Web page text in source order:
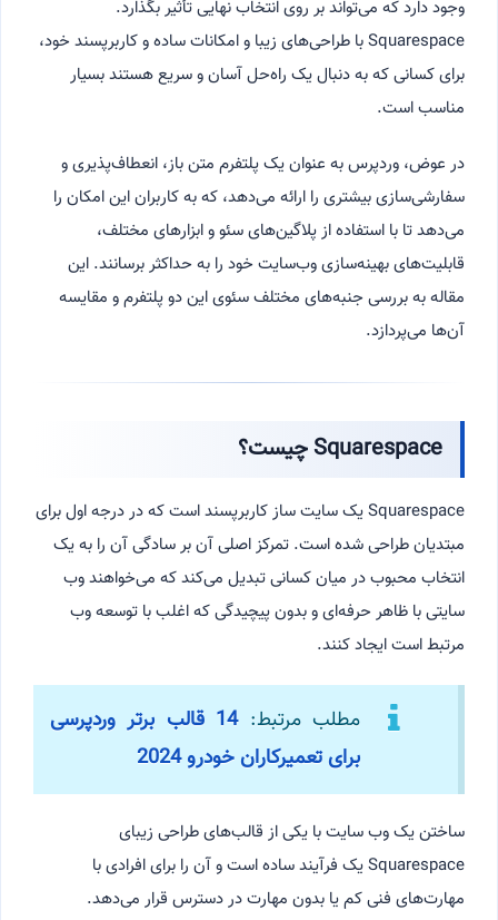
وجود دارد که می‌تواند بر روی انتخاب نهایی تأثیر بگذارد.
Squarespace با طراحی‌های زیبا و امکانات ساده و کاربرپسند خود،
برای کسانی که به دنبال یک راه‌حل آسان و سریع هستند بسیار
مناسب است.
در عوض، وردپرس به عنوان یک پلتفرم متن باز، انعطاف‌پذیری و
سفارشی‌سازی بیشتری را ارائه می‌دهد، که به کاربران این امکان را
می‌دهد تا با استفاده از پلاگین‌های سئو و ابزارهای مختلف،
قابلیت‌های بهینه‌سازی وب‌سایت خود را به حداکثر برسانند. این
مقاله به بررسی جنبه‌های مختلف سئوی این دو پلتفرم و مقایسه
آن‌ها می‌پردازد.
Squarespace چیست؟
Squarespace یک سایت ساز کاربرپسند است که در درجه اول برای
مبتدیان طراحی شده است. تمرکز اصلی آن بر سادگی آن را به یک
انتخاب محبوب در میان کسانی تبدیل می‌کند که می‌خواهند وب
سایتی با ظاهر حرفه‌ای و بدون پیچیدگی که اغلب با توسعه وب
مرتبط است ایجاد کنند.
مطلب مرتبط:
14 قالب برتر وردپرسی
برای تعمیرکاران خودرو 2024
ساختن یک وب سایت با یکی از قالب‌های طراحی زیبای
Squarespace یک فرآیند ساده است و آن را برای افرادی با
مهارت‌های فنی کم یا بدون مهارت در دسترس قرار می‌دهد.